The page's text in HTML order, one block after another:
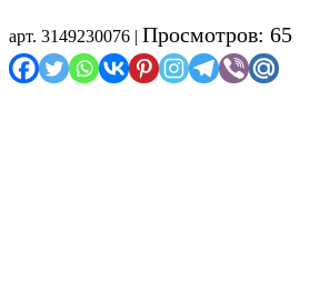
арт. 3149230076 | Просмотров: 65